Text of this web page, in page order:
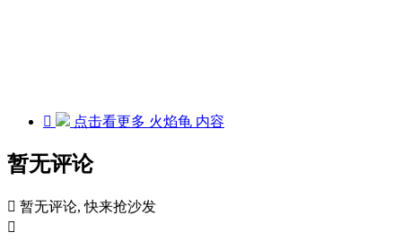
 点击看更多 火焰龟 内容
暂无评论
 暂无评论, 快来抢沙发
